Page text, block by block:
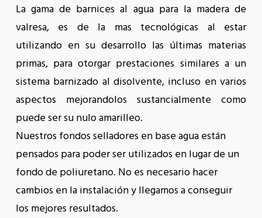
La gama de barnices al agua para la madera de
valresa, es de la mas tecnológicas al estar
utilizando en su desarrollo las últimas materias
primas, para otorgar prestaciones similares a un
sistema barnizado al disolvente, incluso en varios
aspectos mejorandolos sustancialmente como
puede ser su nulo amarilleo.
Nuestros fondos selladores en base agua están
pensados para poder ser utilizados en lugar de un
fondo de poliuretano. No es necesario hacer
cambios en la instalación y llegamos a conseguir
los mejores resultados.